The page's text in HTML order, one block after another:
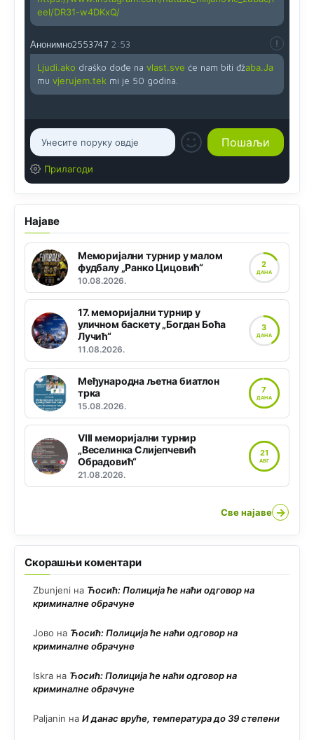
eel/DR31-w4DKxQ/
Анонимно2553747 2:53
Ljudi.ako draško dođe na vlast.sve će nam biti đžaba.Ja
mu vjerujem.tek mi je 50 godina.
Прилагоди
Најаве
Меморијални турнир у малом
фудбалу „Ранко Цицовић“
10.08.2026.
2
ДАНА
17. меморијални турнир у
уличном баскету „Богдан Боћа
Лучић“
11.08.2026.
3
ДАНА
Међународна љетна биатлон
трка
15.08.2026.
7
ДАНА
VIII меморијални турнир
„Веселинка Слијепчевић
Обрадовић“
21.08.2026.
21
АВГ
Све најаве →
Скорашњи коментари
Zbunjeni на Ћосић: Полиција ће наћи одговор на
криминалне обрачуне
Јово на Ћосић: Полиција ће наћи одговор на
криминалне обрачуне
Iskra на Ћосић: Полиција ће наћи одговор на
криминалне обрачуне
Paljanin на И данас вруће, температура до 39 степени